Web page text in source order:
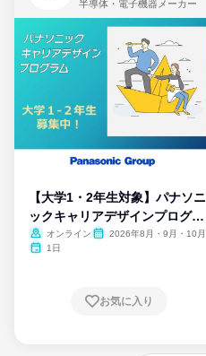
半導体・電子機器メーカー
【大学1・2年生対象】パナソニ
ックキャリアデザインプログラ
ム
オンライン
2026年8月・9月・10月
1日
お気に入り